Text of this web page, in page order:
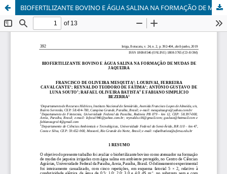
BIOFERTILIZANTE BOVINO E ÁGUA SALINA NA FORMAÇÃO DE MUDAS DE JAQUEIRA